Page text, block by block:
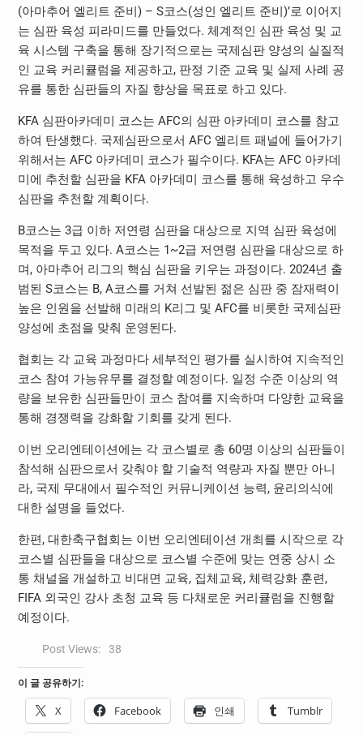
(아마추어 엘리트 준비) – S코스(성인 엘리트 준비)’로 이어지
는 심판 육성 피라미드를 만들었다. 체계적인 심판 육성 및 교
육 시스템 구축을 통해 장기적으로는 국제심판 양성의 실질적
인 교육 커리큘럼을 제공하고, 판정 기준 교육 및 실제 사례 공
유를 통한 심판들의 자질 향상을 목표로 하고 있다.
KFA 심판아카데미 코스는 AFC의 심판 아카데미 코스를 참고
하여 탄생했다. 국제심판으로서 AFC 엘리트 패널에 들어가기
위해서는 AFC 아카데미 코스가 필수이다. KFA는 AFC 아카데
미에 추천할 심판을 KFA 아카데미 코스를 통해 육성하고 우수
심판을 추천할 계획이다.
B코스는 3급 이하 저연령 심판을 대상으로 지역 심판 육성에
목적을 두고 있다. A코스는 1~2급 저연령 심판을 대상으로 하
며, 아마추어 리그의 핵심 심판을 키우는 과정이다. 2024년 출
범된 S코스는 B, A코스를 거쳐 선발된 젊은 심판 중 잠재력이
높은 인원을 선발해 미래의 K리그 및 AFC를 비롯한 국제심판
양성에 초점을 맞춰 운영된다.
협회는 각 교육 과정마다 세부적인 평가를 실시하여 지속적인
코스 참여 가능유무를 결정할 예정이다. 일정 수준 이상의 역
량을 보유한 심판들만이 코스 참여를 지속하며 다양한 교육을
통해 경쟁력을 강화할 기회를 갖게 된다.
이번 오리엔테이션에는 각 코스별로 총 60명 이상의 심판들이
참석해 심판으로서 갖춰야 할 기술적 역량과 자질 뿐만 아니
라, 국제 무대에서 필수적인 커뮤니케이션 능력, 윤리의식에
대한 설명을 들었다.
한편, 대한축구협회는 이번 오리엔테이션 개최를 시작으로 각
코스별 심판들을 대상으로 코스별 수준에 맞는 연중 상시 소
통 채널을 개설하고 비대면 교육, 집체교육, 체력강화 훈련,
FIFA 외국인 강사 초청 교육 등 다채로운 커리큘럼을 진행할
예정이다.
Post Views: 38
이 글 공유하기:
X Facebook 인쇄 Tumblr